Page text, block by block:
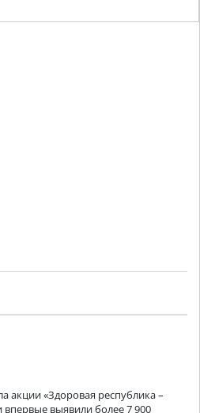
акции «Здоровая республика –
выявили более 7 900